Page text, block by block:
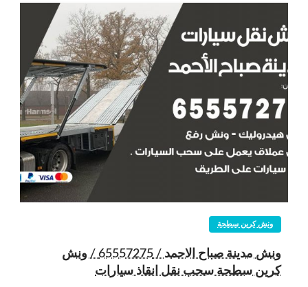
ونش كرين سطحة
ونش مدينة صباح الاحمد / 65557275 / ونش
كرين سطحة سحب نقل انقاذ سيارات